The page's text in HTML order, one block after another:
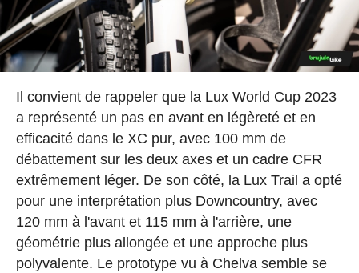
Il convient de rappeler que la Lux World Cup 2023
a représenté un pas en avant en légèreté et en
efficacité dans le XC pur, avec 100 mm de
débattement sur les deux axes et un cadre CFR
extrêmement léger. De son côté, la Lux Trail a opté
pour une interprétation plus Downcountry, avec
120 mm à l'avant et 115 mm à l'arrière, une
géométrie plus allongée et une approche plus
polyvalente. Le prototype vu à Chelva semble se